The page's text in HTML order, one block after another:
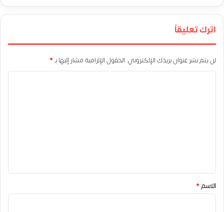
اترك تعليقاً
لن يتم نشر عنوان بريدك الإلكتروني. الحقول الإلزامية مشار إليها بـ*
*
الاسم*